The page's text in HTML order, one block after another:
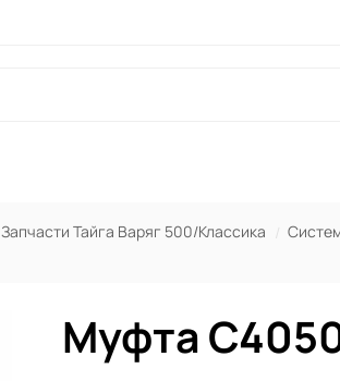
Запчасти Тайга Варяг 500/Классика
Муфта